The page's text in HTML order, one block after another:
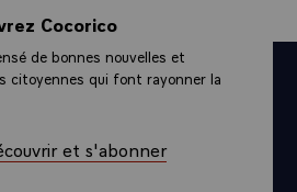
Cocorico
de bonnes nouvelles et
citoyennes qui font rayonner la
et s'abonner